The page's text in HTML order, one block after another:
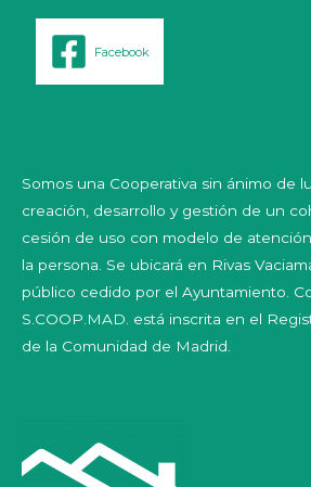
Facebook
Somos una Cooperativa sin ánimo de
creación, desarrollo y gestión de un
cesión de uso con modelo de
la persona. Se ubicará en Rivas
público cedido por el Ayuntamiento.
S.COOP.MAD. está inscrita en el
de la Comunidad de Madrid.